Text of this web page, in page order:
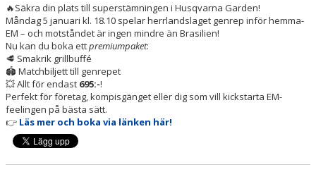
OM KLUBBEN
KONTAKT
SAMARBETSPARTNERS
NYHETER
KALENDER
HEMMAVINSTEN
🔥Säkra din plats till superstämningen i Husqvarna Garden!
Måndag 5 januari kl. 18.10 spelar herrlandslaget genrep inför hemma-
EM – och motståndet är ingen mindre än Brasilien!
Nu kan du boka ettpremiumpaket:
🥩 Smakrik grillbuffé
🏟️ Matchbiljett till genrepet
💥 Allt för endast 695:-!
Perfekt för företag, kompisgänget eller dig som vill kickstarta EM-
feelingen på bästa sätt.
👉 Läs mer och boka via länken här!